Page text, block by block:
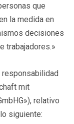
que
la medida en
decisiones
trabajadores.»
mit
relativo
siguiente: